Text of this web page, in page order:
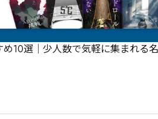
10選｜少人数で気軽に集まれる